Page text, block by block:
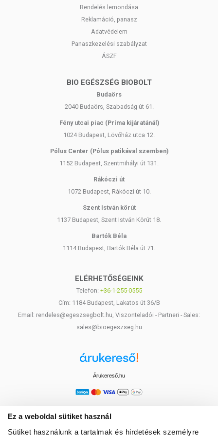
Ez a weboldal sütiket használ
Sütiket használunk a tartalmak és hirdetések személyre
Rendelés lemondása
Reklamáció, panasz
Adatvédelem
Panaszkezelési szabályzat
ÁSZF
BIO EGÉSZSÉG BIOBOLT
Budaörs
2040 Budaörs, Szabadság út 61.
Fény utcai piac (Príma kijáratánál)
1024 Budapest, Lövőház utca 12.
Pólus Center (Pólus patikával szemben)
1152 Budapest, Szentmihályi út 131.
Rákóczi út
1072 Budapest, Rákóczi út 10.
Szent István körút
1137 Budapest, Szent István Körút 18.
Bartók Béla
1114 Budapest, Bartók Béla út 71.
ELÉRHETŐSÉGEINK
Telefon: +36-1-255-0555
Cím: 1184 Budapest, Lakatos út 36/B
Email: rendeles@egeszsegbolt.hu, Viszonteladói - Partneri - Sales:
sales@bioegeszseg.hu
Árukereső.hu